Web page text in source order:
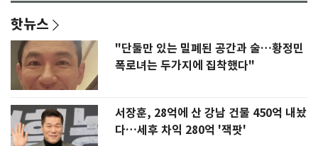
핫뉴스
"단둘만 있는 밀폐된 공간과 술…황정민
폭로녀는 두가지에 집착했다"
서장훈, 28억에 산 강남 건물 450억 내놨
다…세후 차익 280억 '잭팟'